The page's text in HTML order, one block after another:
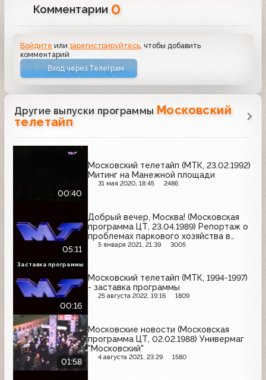
Комментарии 0
Войдите илизарегистрируйтесь , чтобы добавить
комментарий
Вход через Телеграм
Другие выпуски программы Московский
телетайп
00:40
Московский телетайп (МТК, 23.02.1992)
Митинг на Манежной площади
31 мая 2020, 18:45 2486
05:11
Добрый вечер, Москва! (Московская
программа ЦТ, 23.04.1989) Репортаж о
проблемах паркового хозяйства в
Москве
5 января 2021, 21:39 3005
00:16
Московский телетайп (МТК, 1994-1997)
- заставка программы
25 августа 2022, 19:16 1809
Заставка программы
01:58
Московские новости (Московская
программа ЦТ, 02.02.1988) Универмаг
"Московский"
4 августа 2021, 23:29 1580